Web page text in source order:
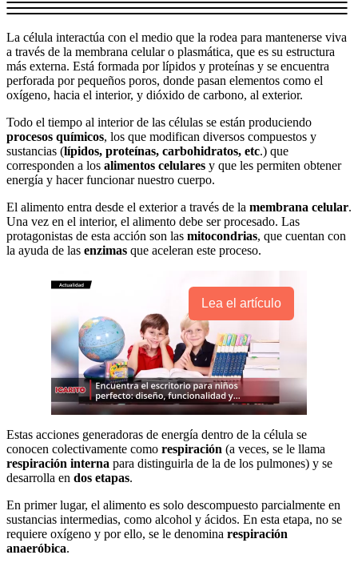
La célula interactúa con el medio que la rodea para mantenerse viva
a través de la membrana celular o plasmática, que es su estructura
más externa. Está formada por lípidos y proteínas y se encuentra
perforada por pequeños poros, donde pasan elementos como el
oxígeno, hacia el interior, y dióxido de carbono, al exterior.
Todo el tiempo al interior de las células se están produciendo
procesos químicos, los que modifican diversos compuestos y
sustancias (lípidos, proteínas, carbohidratos, etc.) que
corresponden a los alimentos celulares y que les permiten obtener
energía y hacer funcionar nuestro cuerpo.
El alimento entra desde el exterior a través de la membrana celular.
Una vez en el interior, el alimento debe ser procesado. Las
protagonistas de esta acción son las mitocondrias, que cuentan con
la ayuda de las enzimas que aceleran este proceso.
Lea el artículo
Estas acciones generadoras de energía dentro de la célula se
conocen colectivamente como respiración (a veces, se le llama
respiración interna para distinguirla de la de los pulmones) y se
desarrolla en dos etapas.
En primer lugar, el alimento es solo descompuesto parcialmente en
sustancias intermedias, como alcohol y ácidos. En esta etapa, no se
requiere oxígeno y por ello, se le denomina respiración
anaeróbica.